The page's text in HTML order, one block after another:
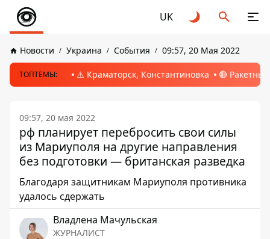
UK
Новости Украина События 09:57, 20 Мая 2022
ТОПТЕМЫ: ⚠️ Краматорск, Константиновка 🔴
09:57, 20 мая 2022
рф планирует перебросить свои силы
из Мариуполя на другие направления
без подготовки — британская разведка
Благодаря защитникам Мариуполя противника
удалось сдержать
Владлена Мачульская
ЖУРНАЛИСТ